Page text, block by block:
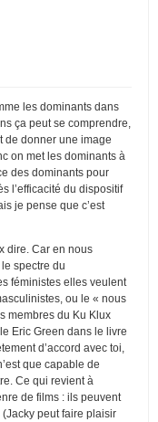
les dominants dans
ça peut se comprendre,
de donner une image
on met les dominants à
des dominants pour
l’efficacité du dispositif
je pense que c’est
dire. Car en nous
spectre du
féministes elles veulent
ou le « nous
membres du Ku Klux
Eric Green dans le livre
d’accord avec toi,
que capable de
Ce qui revient à
de films : ils peuvent
peut faire plaisir